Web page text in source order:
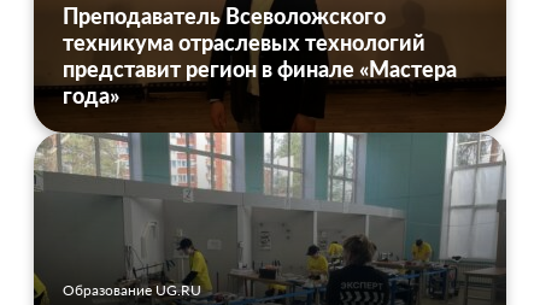
Преподаватель Всеволожского
техникума отраслевых технологий
представит регион в финале «Мастера
года»
Образование UG.RU